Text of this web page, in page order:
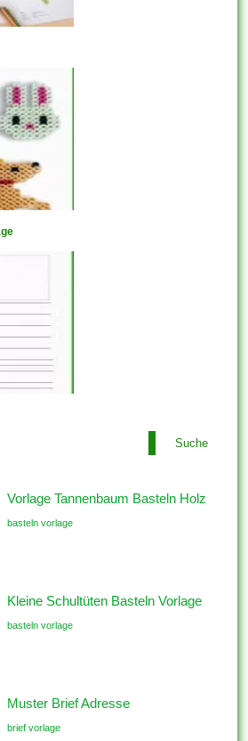
Suche
Vorlage Tannenbaum Basteln Holz
basteln vorlage
Kleine Schultüten Basteln Vorlage
basteln vorlage
Muster Brief Adresse
brief vorlage